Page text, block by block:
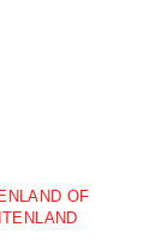
OF